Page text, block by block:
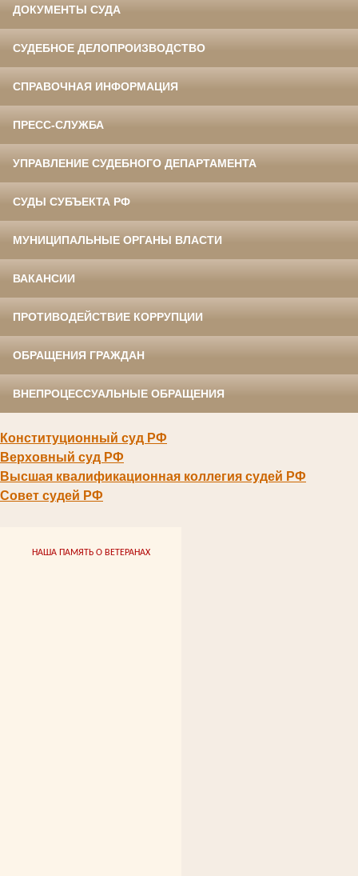
ДОКУМЕНТЫ СУДА
СУДЕБНОЕ ДЕЛОПРОИЗВОДСТВО
СПРАВОЧНАЯ ИНФОРМАЦИЯ
ПРЕСС-СЛУЖБА
УПРАВЛЕНИЕ СУДЕБНОГО ДЕПАРТАМЕНТА
СУДЫ СУБЪЕКТА РФ
МУНИЦИПАЛЬНЫЕ ОРГАНЫ ВЛАСТИ
ВАКАНСИИ
ПРОТИВОДЕЙСТВИЕ КОРРУПЦИИ
ОБРАЩЕНИЯ ГРАЖДАН
ВНЕПРОЦЕССУАЛЬНЫЕ ОБРАЩЕНИЯ
Конституционный суд РФ
Верховный суд РФ
Высшая квалификационная коллегия судей РФ
Совет судей РФ
НАША ПАМЯТЬ О ВЕТЕРАНАХ